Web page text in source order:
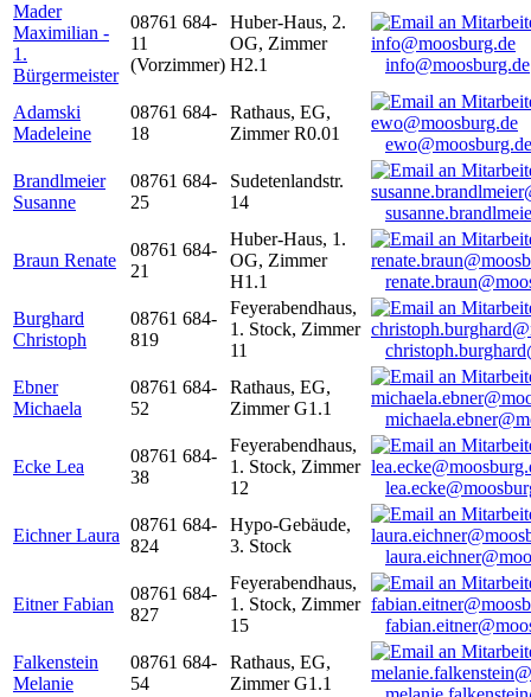
Mader
Maximilian -
1.
Bürgermeister
08761 684-
11
(Vorzimmer)
Huber-Haus, 2.
OG, Zimmer
H2.1
info@moosburg.de
Adamski
Madeleine
08761 684-
18
Rathaus, EG,
Zimmer R0.01
ewo@moosburg.de
Brandlmeier
Susanne
08761 684-
25
Sudetenlandstr.
14
Braun Renate
08761 684-
21
Huber-Haus, 1.
OG, Zimmer
H1.1
Burghard
Christoph
08761 684-
819
Feyerabendhaus,
1. Stock, Zimmer
11
Ebner
Michaela
08761 684-
52
Rathaus, EG,
Zimmer G1.1
Ecke Lea
08761 684-
38
Feyerabendhaus,
1. Stock, Zimmer
12
Eichner Laura
08761 684-
824
Hypo-Gebäude,
3. Stock
Eitner Fabian
08761 684-
827
Feyerabendhaus,
1. Stock, Zimmer
15
Falkenstein
Melanie
08761 684-
54
Rathaus, EG,
Zimmer G1.1